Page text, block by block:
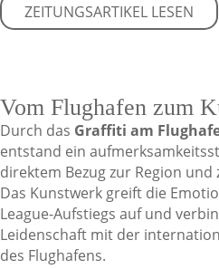
ZEITUNGSARTIKEL LESEN
Vom Flughafen zum
Durch das Graffiti am
entstand ein
direktem Bezug zur Region und
Das Kunstwerk greift die
League-Aufstiegs auf und
Leidenschaft mit der
des Flughafens.